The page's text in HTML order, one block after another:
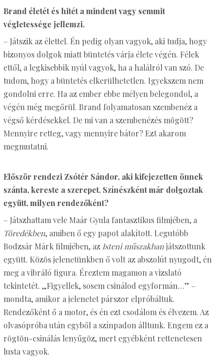
Brand életét és hitét a mindent vagy semmit
végletessége jellemzi.
– Játszik az élettel. Én pedig olyan vagyok, aki tudja, hogy
bizonyos dolgok miatt büntetés várja élete végén. Félek
ettől, a legkisebbik nyúl vagyok, ha a halálról van szó. De
tudom, hogy a büntetés elkerülhetetlen. Igyekszem nem
gondolni erre. Ha az ember ebbe mélyen belegondol, a
végén még megőrül. Brand folyamatosan szembenéz a
végső kérdésekkel. De mi van a szembenézés mögött?
Mennyire retteg, vagy mennyire bátor? Ezt akarom
megmutatni.
Először rendezi Zsótér Sándor, aki kifejezetten önnek
szánta, kereste a szerepet. Színészként már dolgoztak
együtt, milyen rendezőként?
– Játszhattam vele Maár Gyula fantasztikus filmjében, a
Töredékben, amiben ő egy papot alakított. Legutóbb
Bodzsár Márk filmjében, az Isteni műszakbanjátszottunk
együtt. Közös jelenetünkben ő volt az abszolút nyugodt, én
meg a vibráló figura. Éreztem magamon a vizslató
tekintetét. „Figyellek, sosem csinálod egyformán…” –
mondta, amikor a jelenetet párszor elpróbáltuk.
Rendezőként ő a motor, és én ezt csodálom és élvezem. Az
olvasópróba után egyből a színpadon álltunk. Engem ez a
rögtön-csinálás lenyűgöz, mert egyébként rettenetesen
lusta vagyok.